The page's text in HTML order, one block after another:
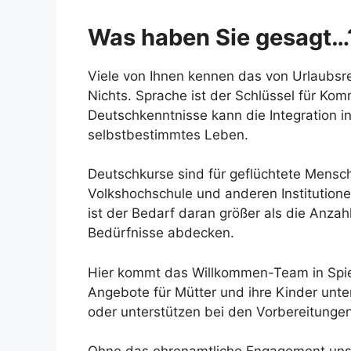
Was haben Sie
Viele von Ihnen kennen das von
Nichts. Sprache ist der Schlüssel für
Deutschkenntnisse kann die Integration
selbstbestimmtes Leben.
Deutschkurse sind für geflüchtete
Volkshochschule und anderen
ist der Bedarf daran größer als die
Bedürfnisse abdecken.
Hier kommt das Willkommen-Team in
Angebote für Mütter und ihre Kinder
oder unterstützen bei den